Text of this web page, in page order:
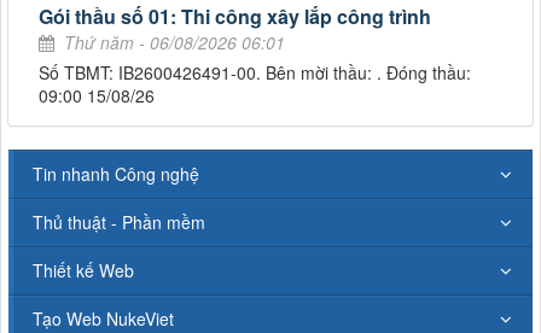
Gói thầu số 01: Thi công xây lắp công trình
Thứ năm - 06/08/2026 06:01
Số TBMT: IB2600426491-00. Bên mời thầu: . Đóng thầu:
09:00 15/08/26
Tin nhanh Công nghệ
Thủ thuật - Phần mềm
Thiết kế Web
Tạo Web NukeViet